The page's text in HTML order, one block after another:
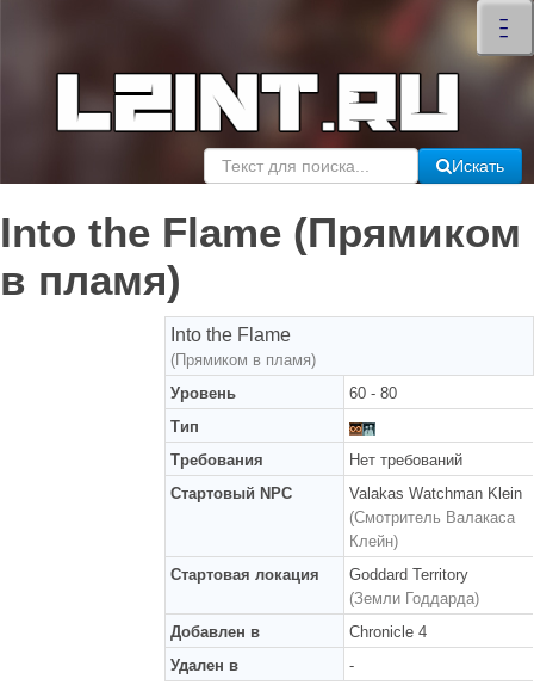
–
–
–
×
Искать
Into the Flame (Прямиком
в пламя)
Into the Flame
(Прямиком в пламя)
Уровень
60 - 80
Тип
Требования
Нет требований
Стартовый NPC
Valakas Watchman Klein
(Смотритель Валакаса
Клейн)
Стартовая локация
Goddard Territory
(Земли Годдарда)
Добавлен в
Chronicle 4
Удален в
-